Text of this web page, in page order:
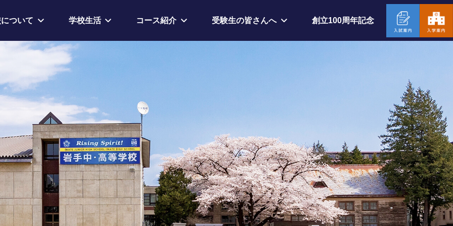
ついて 学校生活 コース紹介 受験生の皆さんへ 創立100周年記念